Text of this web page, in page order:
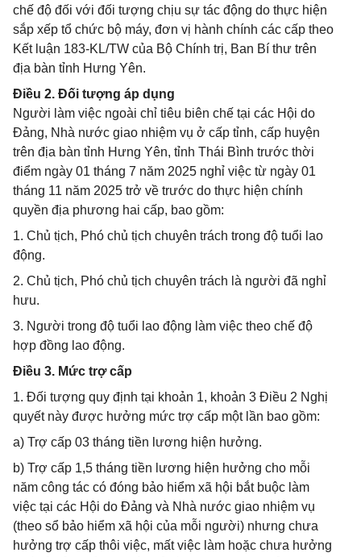
chế độ đối với đối tượng chịu sự tác động do thực hiện
sắp xếp tổ chức bộ máy, đơn vị hành chính các cấp theo
Kết luận 183-KL/TW của Bộ Chính trị, Ban Bí thư trên
địa bàn tỉnh Hưng Yên.
Điều 2. Đối tượng áp dụng
Người làm việc ngoài chỉ tiêu biên chế tại các Hội do
Đảng, Nhà nước giao nhiệm vụ ở cấp tỉnh, cấp huyện
trên địa bàn tỉnh Hưng Yên, tỉnh Thái Bình trước thời
điểm ngày 01 tháng 7 năm 2025 nghỉ việc từ ngày 01
tháng 11 năm 2025 trở về trước do thực hiện chính
quyền địa phương hai cấp, bao gồm:
1. Chủ tịch, Phó chủ tịch chuyên trách trong độ tuổi lao
động.
2. Chủ tịch, Phó chủ tịch chuyên trách là người đã nghỉ
hưu.
3. Người trong độ tuổi lao động làm việc theo chế độ
hợp đồng lao động.
Điều 3. Mức trợ cấp
1. Đối tượng quy định tại khoản 1, khoản 3 Điều 2 Nghị
quyết này được hưởng mức trợ cấp một lần bao gồm:
a) Trợ cấp 03 tháng tiền lương hiện hưởng.
b) Trợ cấp 1,5 tháng tiền lương hiện hưởng cho mỗi
năm công tác có đóng bảo hiểm xã hội bắt buộc làm
việc tại các Hội do Đảng và Nhà nước giao nhiệm vụ
(theo sổ bảo hiểm xã hội của mỗi người) nhưng chưa
hưởng trợ cấp thôi việc, mất việc làm hoặc chưa hưởng